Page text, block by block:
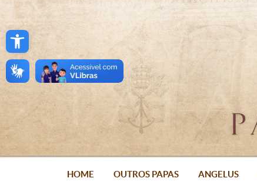
Open toolbar
HOME OUTROS PAPAS ANGELUS